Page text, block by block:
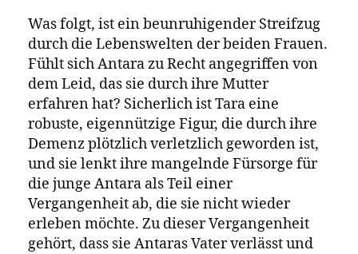
Was folgt, ist ein beunruhigender Streifzug
durch die Lebenswelten der beiden Frauen.
Fühlt sich Antara zu Recht angegriffen von
dem Leid, das sie durch ihre Mutter
erfahren hat? Sicherlich ist Tara eine
robuste, eigennützige Figur, die durch ihre
Demenz plötzlich verletzlich geworden ist,
und sie lenkt ihre mangelnde Fürsorge für
die junge Antara als Teil einer
Vergangenheit ab, die sie nicht wieder
erleben möchte. Zu dieser Vergangenheit
gehört, dass sie Antaras Vater verlässt und